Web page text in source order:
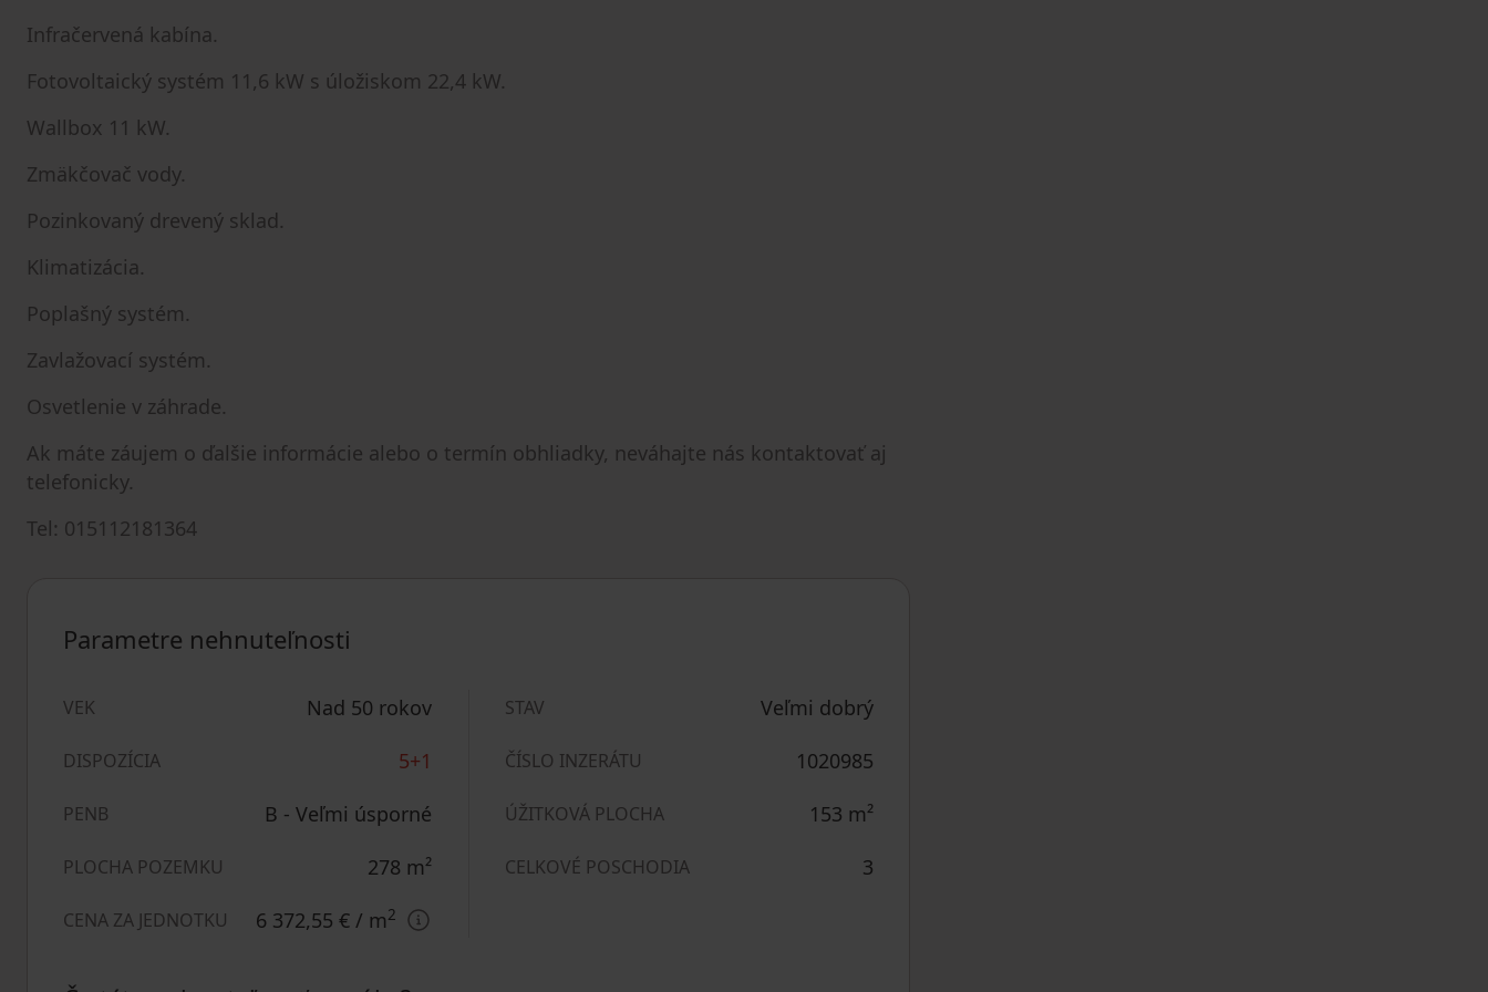
Infračervená kabína.
Fotovoltaický systém 11,6 kW s úložiskom 22,4 kW.
Wallbox 11 kW.
Zmäkčovač vody.
Pozinkovaný drevený sklad.
Klimatizácia.
Poplašný systém.
Zavlažovací systém.
Osvetlenie v záhrade.
Ak máte záujem o ďalšie informácie alebo o termín obhliadky, neváhajte nás kontaktovať aj
telefonicky.
Tel: 015112181364
Parametre nehnuteľnosti
VEK Nad 50 rokov
DISPOZÍCIA 5+1
PENB B - Veľmi úsporné
PLOCHA POZEMKU 278 m²
CENA ZA JEDNOTKU 6 372,55 € / m2
STAV Veľmi dobrý
ČÍSLO INZERÁTU 1020985
ÚŽITKOVÁ PLOCHA 153 m²
CELKOVÉ POSCHODIA 3